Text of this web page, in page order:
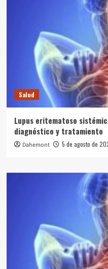
Salud
Lupus eritematoso
diagnóstico y tratamiento
Dahemont 5 de agosto de